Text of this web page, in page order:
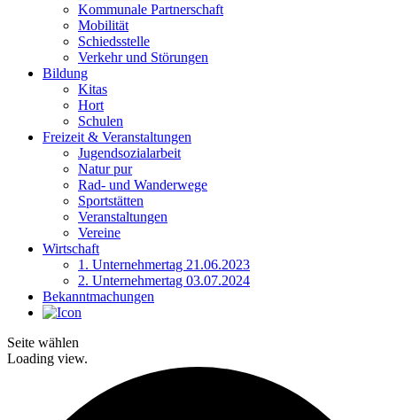
Kommunale Partnerschaft
Mobilität
Schiedsstelle
Verkehr und Störungen
Bildung
Kitas
Hort
Schulen
Freizeit & Veranstaltungen
Jugendsozialarbeit
Natur pur
Rad- und Wanderwege
Sportstätten
Veranstaltungen
Vereine
Wirtschaft
1. Unternehmertag 21.06.2023
2. Unternehmertag 03.07.2024
Bekanntmachungen
Seite wählen
Loading view.